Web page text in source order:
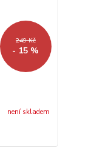
249 Kč
- 15 %
není skladem